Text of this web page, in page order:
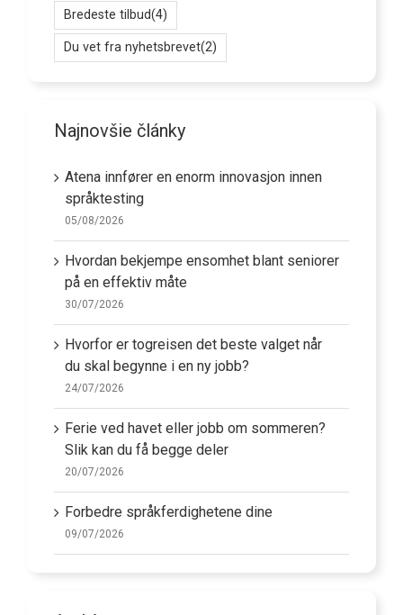
Bredeste tilbud(4)
Du vet fra nyhetsbrevet(2)
Najnovšie články
Atena innfører en enorm innovasjon innen
språktesting
05/08/2026
Hvordan bekjempe ensomhet blant seniorer
på en effektiv måte
30/07/2026
Hvorfor er togreisen det beste valget når
du skal begynne i en ny jobb?
24/07/2026
Ferie ved havet eller jobb om sommeren?
Slik kan du få begge deler
20/07/2026
Forbedre språkferdighetene dine
09/07/2026